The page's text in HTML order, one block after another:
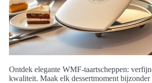
Ontdek elegante WMF-taartscheppen:
kwaliteit. Maak elk dessertmoment bijzonder